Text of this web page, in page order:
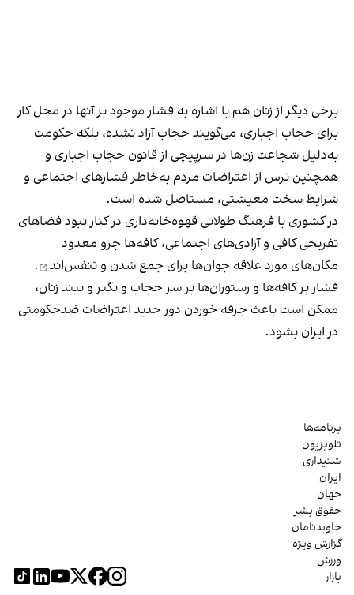
برخی دیگر از زنان هم با اشاره به فشار موجود بر آنها در محل کار
برای حجاب اجباری، می‌گویند حجاب آزاد نشده، بلکه حکومت
به‌دلیل شجاعت زن‌ها در سرپیچی از قانون حجاب اجباری و
همچنین ترس از اعتراضات مردم به‌خاطر فشارهای اجتماعی و
شرایط سخت معیشتی، مستاصل شده است.
در کشوری با فرهنگ طولانی قهوه‌‌خانه‌داری در کنار نبود فضاهای
تفریحی کافی و آزادی‌های اجتماعی، کافه‌ها جزو معدود
مکان‌های مورد علاقه جوان‌ها برای جمع شدن و تنفس‌اند
.
فشار بر کافه‌ها و رستوران‌ها بر سر حجاب و بگیر و ببند زنان،
ممکن است باعث جرقه خوردن دور جدید اعتراضات ضدحکومتی
در ایران بشود.
برنامه‌ها
تلویزیون
شنیداری
ایران
جهان
حقوق بشر
جاویدنامان
گزارش ویژه
ورزش
بازار